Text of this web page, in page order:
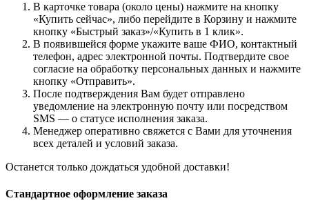
В карточке товара (около цены) нажмите на кнопку
«Купить сейчас», либо перейдите в Корзину и нажмите
кнопку «Быстрый заказ»/«Купить в 1 клик».
В появившейся форме укажите ваше ФИО, контактный
телефон, адрес электронной почты. Подтвердите свое
согласие на обработку персональных данных и нажмите
кнопку «Отправить».
После подтверждения Вам будет отправлено
уведомление на электронную почту или посредством
SMS — о статусе исполнения заказа.
Менеджер оперативно свяжется с Вами для уточнения
всех деталей и условий заказа.
Останется только дождаться удобной доставки!
Стандартное оформление заказа